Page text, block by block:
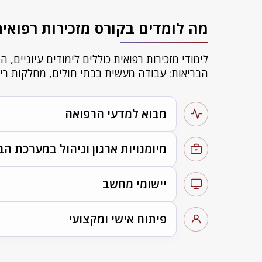
מה לומדים בקורס מזכירות
לימודי מזכירות רפואית כוללים לימודים
הבריאות: עבודה מעשית בבתי חולים, מחלקות
מבוא למדעי הרפואה
הכרת מערכות ראשיות בגוף האדם,
מיומנויות ארגון וניהול במערכת
מבוא למקצוע ולתפקיד, מינהל וארגון,
יישומי מחשב
מיומנויות מקצועיות טכניות
פיתוח אישי ומקצועי